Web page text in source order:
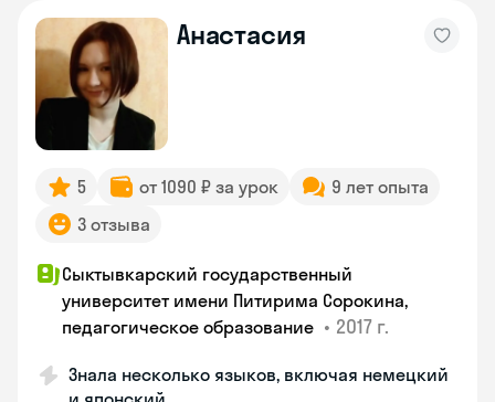
Анастасия
5 от 1090 ₽ за урок
9 лет опыта
3 отзыва
Сыктывкарский государственный
университет имени Питирима Сорокина,
педагогическое образование • 2017 г.
Знала несколько языков, включая немецкий